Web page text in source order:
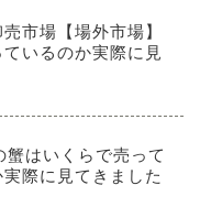
市場【場外市場】
いるのか実際に見
はいくらで売って
際に見てきました